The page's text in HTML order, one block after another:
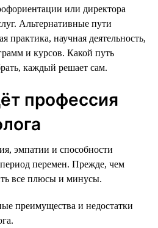
или директора
Альтернативные пути
практика, научная деятельность,
и курсов. Какой путь
каждый решает сам.
профессия
эмпатии и способности
перемен. Прежде, чем
все плюсы и минусы.
преимущества и недостатки